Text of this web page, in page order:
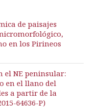
de paisajes
en los Pirineos
el NE peninsular:
en el llano del
a partir de la
64636-P)